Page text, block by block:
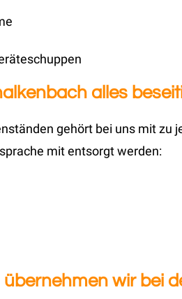
alles
gehört bei uns mit
mit entsorgt werden:
wir bei